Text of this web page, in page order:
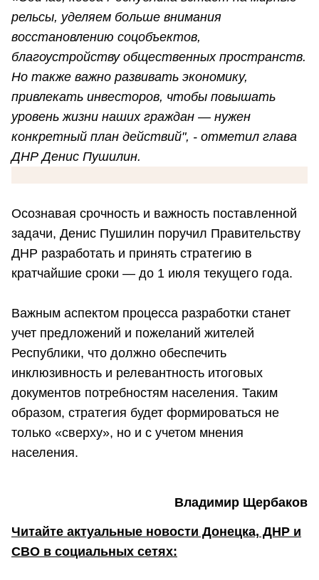
рельсы, уделяем больше внимания
восстановлению соцобъектов,
благоустройству общественных пространств.
Но также важно развивать экономику,
привлекать инвесторов, чтобы повышать
уровень жизни наших граждан — нужен
конкретный план действий", - отметил глава
ДНР Денис Пушилин.
Осознавая срочность и важность поставленной
задачи, Денис Пушилин поручил Правительству
ДНР разработать и принять стратегию в
кратчайшие сроки — до 1 июля текущего года.
Важным аспектом процесса разработки станет
учет предложений и пожеланий жителей
Республики, что должно обеспечить
инклюзивность и релевантность итоговых
документов потребностям населения. Таким
образом, стратегия будет формироваться не
только «сверху», но и с учетом мнения
населения.
Владимир Щербаков
Читайте актуальные новости Донецка, ДНР и
СВО в социальных сетях: